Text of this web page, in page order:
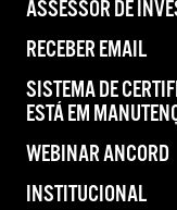
ASSESSOR DE
RECEBER EMAIL
SISTEMA DE
ESTÁ EM
WEBINAR ANCORD
INSTITUCIONAL